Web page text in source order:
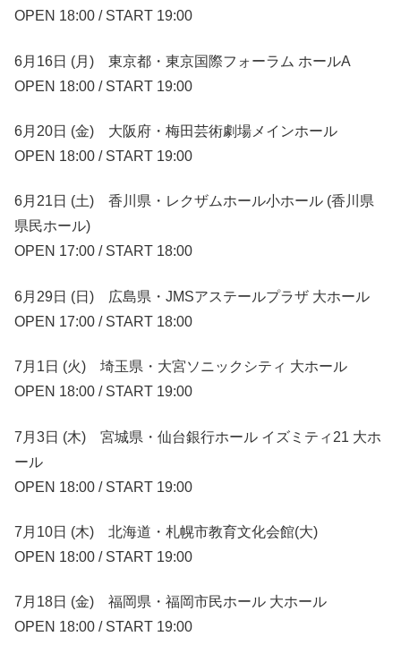
OPEN 18:00 / START 19:00
6月16日 (月) 東京都・東京国際フォーラム ホールA
OPEN 18:00 / START 19:00
6月20日 (金) 大阪府・梅田芸術劇場メインホール
OPEN 18:00 / START 19:00
6月21日 (土) 香川県・レクザムホール小ホール (香川県
県民ホール)
OPEN 17:00 / START 18:00
6月29日 (日) 広島県・JMSアステールプラザ 大ホール
OPEN 17:00 / START 18:00
7月1日 (火) 埼玉県・大宮ソニックシティ 大ホール
OPEN 18:00 / START 19:00
7月3日 (木) 宮城県・仙台銀行ホール イズミティ21 大ホ
ール
OPEN 18:00 / START 19:00
7月10日 (木) 北海道・札幌市教育文化会館(大)
OPEN 18:00 / START 19:00
7月18日 (金) 福岡県・福岡市民ホール 大ホール
OPEN 18:00 / START 19:00